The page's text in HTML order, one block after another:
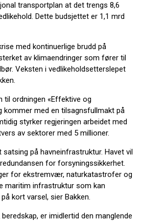
transportplan at det trengs 8,6
Dette budsjettet er 1,1 mrd
med kontinuerlige brudd på
av klimaendringer som fører til
Veksten i vedlikeholdsetterslepet
til ordningen «Effektive og
kommer med en tilsagnsfullmakt på
styrker regjeringen arbeidet med
av sektorer med 5 millioner.
på havneinfrastruktur. Havet vil
for forsyningssikkerhet.
for ekstremvær, naturkatastrofer og
maritim infrastruktur som kan
kort varsel, sier Bakken.
er imidlertid den manglende